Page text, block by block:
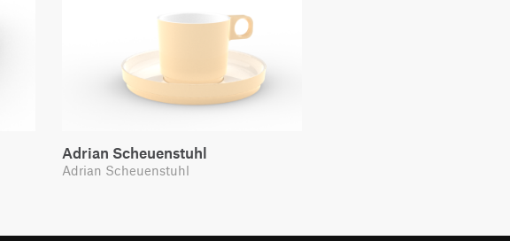
Adrian Scheuenstuhl
Adrian Scheuenstuhl